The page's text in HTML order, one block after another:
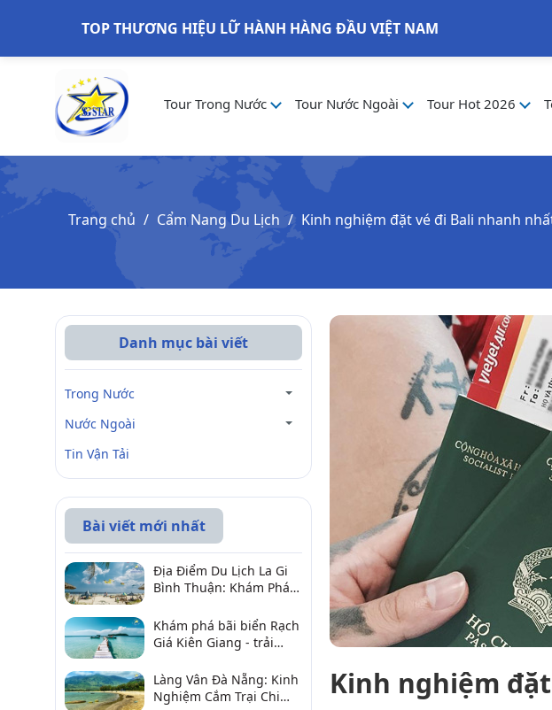
TOP THƯƠNG HIỆU LỮ HÀNH HÀNG ĐẦU VIỆT NAM
Tour Trong Nước Tour Nước Ngoài Tour Hot 2026
Trang chủ Cẩm Nang Du Lịch Kinh nghiệm đặt vé đi Bali nhanh
Kinh nghiệm
Danh mục bài viết
Trong Nước
Nước Ngoài
Tin Vận Tải
Bài viết mới nhất
Địa Điểm Du Lịch La Gi
Bình Thuận: Khám Phá 6
2026
Khám phá bãi biển Rạch
Giá Kiên Giang - trải
Làng Vân Đà Nẵng: Kinh
Nghiệm Cắm Trại Chi